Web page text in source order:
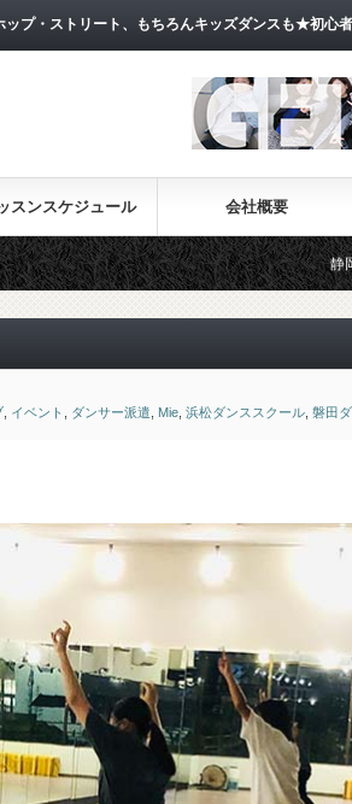
プ・ストリート、もちろんキッズダンスも★初心
スンスケジュール 会社概要
静岡トヨペットお
イベント ダンサー派遣 Mie 浜松ダンススクール 磐田